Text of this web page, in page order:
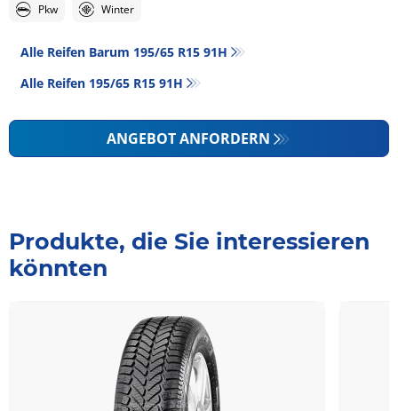
Pkw Winter
Alle Reifen Barum 195/65 R15 91H
Alle Reifen‎ 195/65 R15 91H
ANGEBOT ANFORDERN
Produkte, die Sie interessieren
könnten